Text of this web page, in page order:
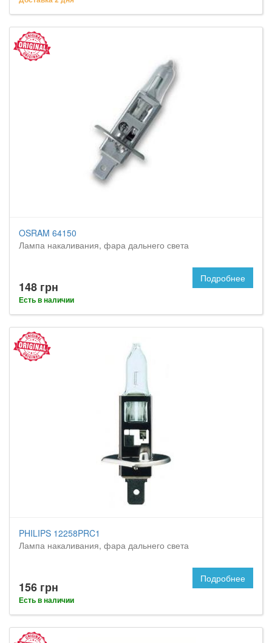
OSRAM 64150
Лампа накаливания, фара дальнего света
148 грн
Есть в наличии
Подробнее
PHILIPS 12258PRC1
Лампа накаливания, фара дальнего света
156 грн
Есть в наличии
Подробнее